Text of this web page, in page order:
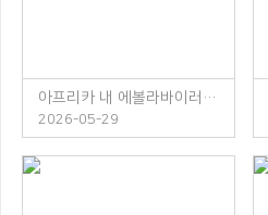
아프리카 내 에볼라바이러스병 발생 주의!
2026-05-29